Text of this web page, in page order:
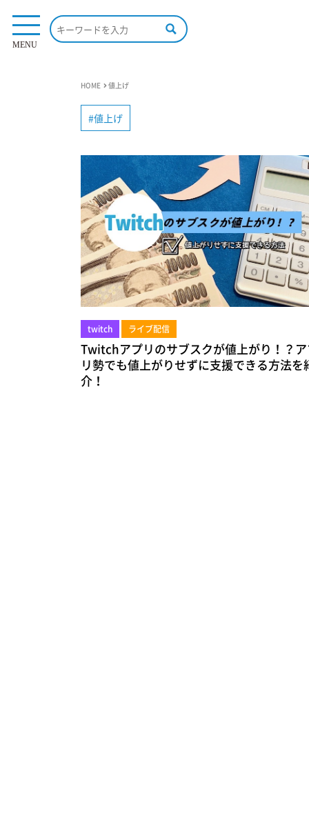
MENU
HOME 値上げ
値上げ
twitch ライブ配信
Twitchアプリのサブスクが値上がり！？
リ勢でも値上がりせずに支援できる方法を
介！